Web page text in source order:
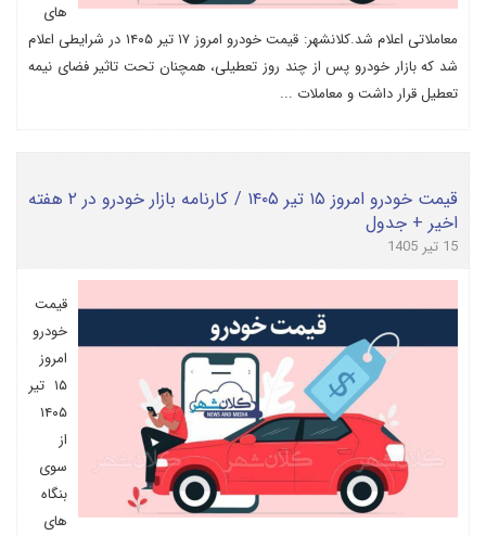
های
معاملاتی اعلام شد.کلانشهر: قیمت خودرو امروز ۱۷ تیر ۱۴۰۵ در شرایطی اعلام
شد که بازار خودرو پس از چند روز تعطیلی، همچنان تحت تاثیر فضای نیمه
تعطیل قرار داشت و معاملات ...
قیمت خودرو امروز ۱۵ تیر ۱۴۰۵ / کارنامه بازار خودرو در ۲ هفته
اخیر + جدول
15 تیر 1405
قیمت
خودرو
امروز
۱۵ تیر
۱۴۰۵
از
سوی
بنگاه
های